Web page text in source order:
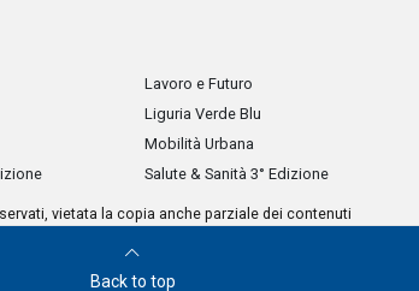
Lavoro e Futuro
Liguria Verde Blu
Mobilità Urbana
Salute & Sanità 3° Edizione
vietata la copia anche parziale dei contenuti
Back to top